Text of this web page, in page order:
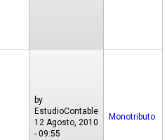
by
EstudioContable
12 Agosto, 2010
- 09:55
Monotributo